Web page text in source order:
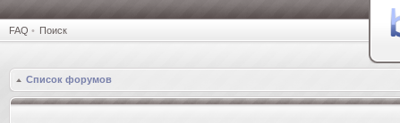
FAQ • Поиск
Список форумов